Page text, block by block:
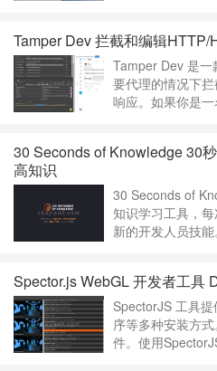
14日……继续阅
Tamper Dev 拦截和编辑
Tamper Dev 是
要代理的情况下
响应。如果你是
使用它来搜索安
再将其……继续
30 Seconds of Knowledge 30
高知识
30 Seconds of
知识学习工具，
新的开发人员技
Spector.js WebGL 开发者工具
SpectorJS 工具
序等多种安装方
件。使用